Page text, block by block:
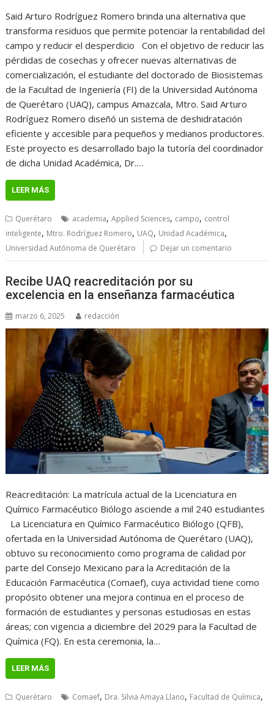
Said Arturo Rodríguez Romero brinda una alternativa que
transforma residuos que permite potenciar la rentabilidad del
campo y reducir el desperdicio Con el objetivo de reducir las
pérdidas de cosechas y ofrecer nuevas alternativas de
comercialización, el estudiante del doctorado de Biosistemas
de la Facultad de Ingeniería (FI) de la Universidad Autónoma
de Querétaro (UAQ), campus Amazcala, Mtro. Said Arturo
Rodríguez Romero diseñó un sistema de deshidratación
eficiente y accesible para pequeños y medianos productores.
Este proyecto es desarrollado bajo la tutoría del coordinador
de dicha Unidad Académica, Dr.…
LEER MÁS
Querétaro academia,Applied Sciences, campo, control
inteligente, Mtro. Rodríguez Romero, UAQ, Unidad Académica,
Universidad Autónoma de Querétaro Dejar un comentario
Recibe UAQ reacreditación por su
excelencia en la enseñanza farmacéutica
marzo 6, 2025 redacción
Reacreditación: La matrícula actual de la Licenciatura en
Químico Farmacéutico Biólogo asciende a mil 240 estudiantes
La Licenciatura en Químico Farmacéutico Biólogo (QFB),
ofertada en la Universidad Autónoma de Querétaro (UAQ),
obtuvo su reconocimiento como programa de calidad por
parte del Consejo Mexicano para la Acreditación de la
Educación Farmacéutica (Comaef), cuya actividad tiene como
propósito obtener una mejora continua en el proceso de
formación de estudiantes y personas estudiosas en estas
áreas; con vigencia a diciembre del 2029 para la Facultad de
Química (FQ). En esta ceremonia, la…
LEER MÁS
Querétaro Comaef, Dra. Silvia Amaya Llano, Facultad de Química,